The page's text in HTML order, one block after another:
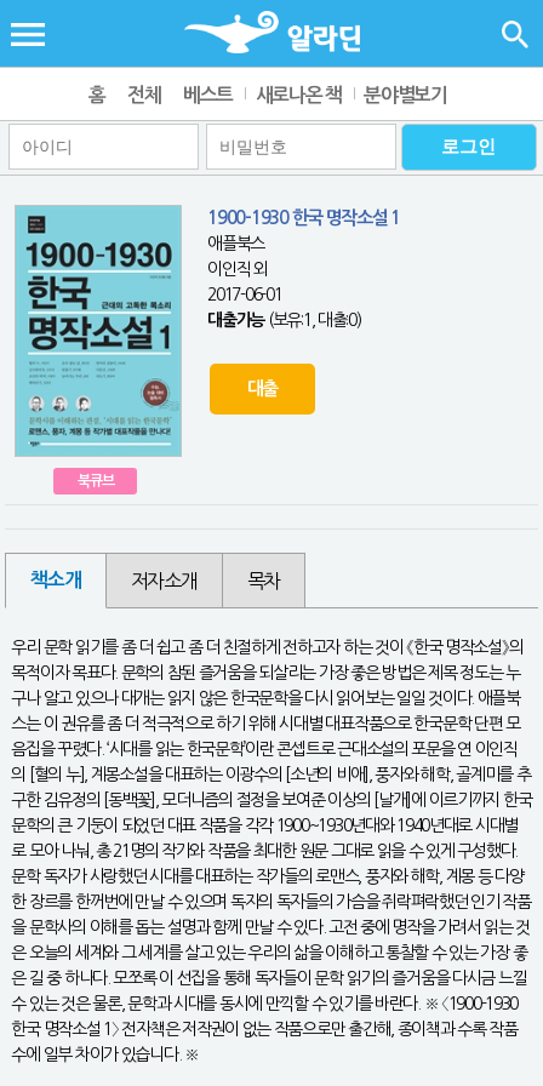
홈 전체 베스트 새로나온 책 분야별보기
북큐브
1900-1930 한국 명작소설 1
애플북스
이인직 외
2017-06-01
대출가능(보유:1, 대출:0)
대출
책소개 저자소개 목차
우리 문학 읽기를 좀 더 쉽고 좀 더 친절하게 전하고자 하는 것이 《한국 명작소설》의
목적이자 목표다. 문학의 참된 즐거움을 되살리는 가장 좋은 방법은 제목 정도는 누
구나 알고 있으나 대개는 읽지 않은 한국문학을 다시 읽어보는 일일 것이다. 애플북
스는 이 권유를 좀 더 적극적으로 하기 위해 시대별 대표작품으로 한국문학 단편 모
음집을 꾸렸다. ‘시대를 읽는 한국문학’이란 콘셉트로 근대소설의 포문을 연 이인직
의 [혈의 누], 계몽소설을 대표하는 이광수의 [소년의 비애], 풍자와 해학, 골계미를 추
구한 김유정의 [동백꽃], 모더니즘의 절정을 보여준 이상의 [날개]에 이르기까지 한국
문학의 큰 기둥이 되었던 대표 작품을 각각 1900~1930년대와 1940년대로 시대별
로 모아 나눠, 총 21명의 작가와 작품을 최대한 원문 그대로 읽을 수 있게 구성했다.
문학 독자가 사랑했던 시대를 대표하는 작가들의 로맨스, 풍자와 해학, 계몽 등 다양
한 장르를 한꺼번에 만날 수 있으며 독자의 독자들의 가슴을 쥐락펴락했던 인기 작품
을 문학사의 이해를 돕는 설명과 함께 만날 수 있다. 고전 중에 명작을 가려서 읽는 것
은 오늘의 세계와 그 세계를 살고 있는 우리의 삶을 이해하고 통찰할 수 있는 가장 좋
은 길 중 하나다. 모쪼록 이 선집을 통해 독자들이 문학 읽기의 즐거움을 다시금 느낄
수 있는 것은 물론, 문학과 시대를 동시에 만끽할 수 있기를 바란다. ※ 〈1900-1930
한국 명작소설 1〉 전자책은 저작권이 없는 작품으로만 출간해, 종이책과 수록 작품
수에 일부 차이가 있습니다. ※